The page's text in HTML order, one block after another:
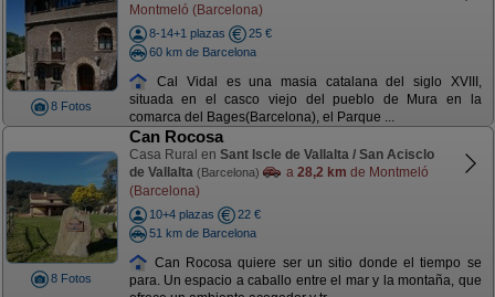
8 Fotos
Montmeló (Barcelona)
8-14+1 plazas
25 €
60 km de Barcelona
Cal Vidal es una masia catalana del siglo XVIII,
situada en el casco viejo del pueblo de Mura en la
comarca del Bages(Barcelona), el Parque ...
8 Fotos
Can Rocosa
Casa Rural en Sant Iscle de Vallalta / San Acisclo
de Vallalta (Barcelona) a 28,2 km de Montmeló
(Barcelona)
10+4 plazas
22 €
51 km de Barcelona
Can Rocosa quiere ser un sitio donde el tiempo se
para. Un espacio a caballo entre el mar y la montaña, que